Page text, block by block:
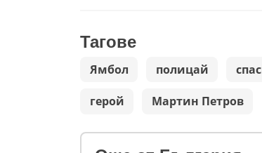
Тагове
Ямбол полицай
герой Мартин Петров